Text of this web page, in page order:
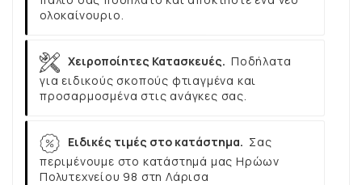
ολοκαίνουριο.
Χειροποίητες Κατασκευές. Ποδήλατα
για ειδικούς σκοπούς φτιαγμένα και
προσαρμοσμένα στις ανάγκες σας.
Ειδικές τιμές στο κατάστημα. Σας
περιμένουμε στο κατάστημά μας Ηρώων
Πολυτεχνείου 98 στη Λάρισα